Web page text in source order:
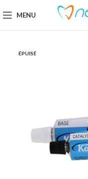
MENU
ÉPUISÉ